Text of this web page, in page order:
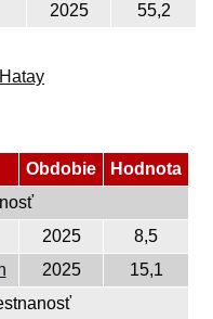
2025
55,2
Hatay
Obdobie
Hodnota
2025
8,5
2025
15,1